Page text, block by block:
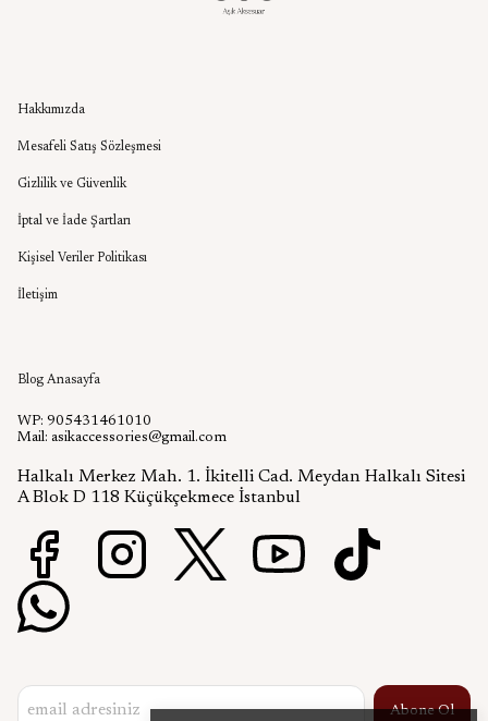
Hakkımızda
Mesafeli Satış Sözleşmesi
Gizlilik ve Güvenlik
İptal ve İade Şartları
Kişisel Veriler Politikası
İletişim
Blog Anasayfa
WP: 905431461010
Mail: asikaccessories@gmail.com
Halkalı Merkez Mah. 1. İkitelli Cad. Meydan Halkalı Sitesi
A Blok D 118 Küçükçekmece İstanbul
Abone Ol